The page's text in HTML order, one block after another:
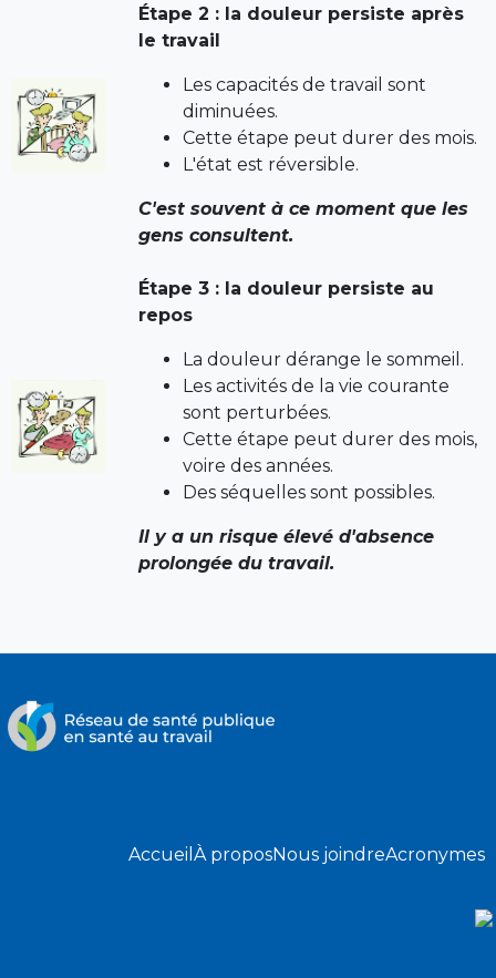
Étape 2 : la douleur persiste après
le travail
Les capacités de travail sont
diminuées.
Cette étape peut durer des mois.
L'état est réversible.
C'est souvent à ce moment que les
gens consultent.
Étape 3 : la douleur persiste au
repos
La douleur dérange le sommeil.
Les activités de la vie courante
sont perturbées.
Cette étape peut durer des mois,
voire des années.
Des séquelles sont possibles.
Il y a un risque élevé d'absence
prolongée du travail.
Accueil À proposNous joindreAcronymes